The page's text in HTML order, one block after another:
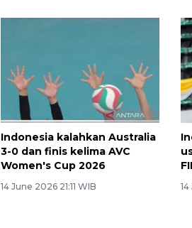
Indonesia kalahkan Australia
3-0 dan finis kelima AVC
Women's Cup 2026
14 June 2026 21:11 WIB
15 June 2026